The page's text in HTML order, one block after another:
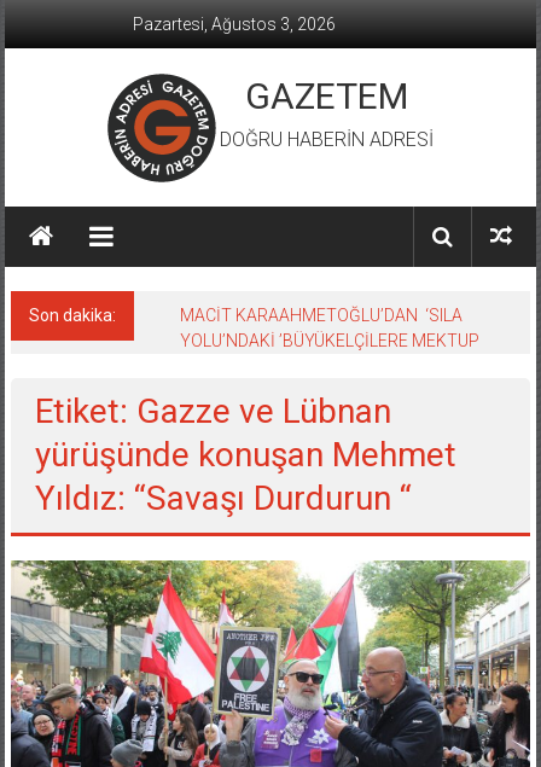
Pazartesi, Ağustos 3, 2026
GAZETEM
DOĞRU HABERİN ADRESİ
Son dakika:
MACİT KARAAHMETOĞLU’DAN ‘SILA
YOLU’NDAKİ ’BÜYÜKELÇİLERE MEKTUP
Etiket: Gazze ve Lübnan
yürüşünde konuşan Mehmet
Yıldız: “Savaşı Durdurun “